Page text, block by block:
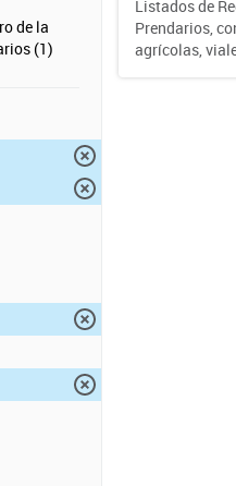
de la
(1)
Listados de
Prendarios,
agrícolas,